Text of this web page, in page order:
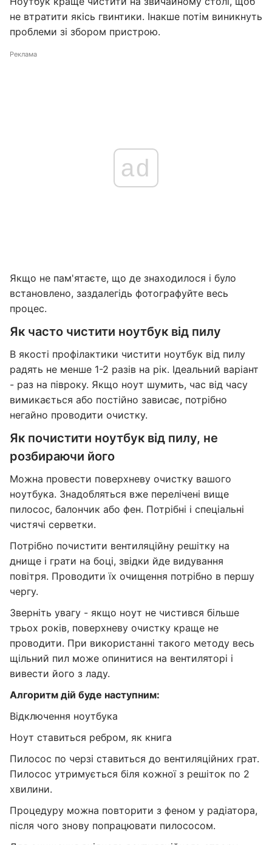
не втратити якісь гвинтики. Інакше потім виникнуть
проблеми зі збором пристрою.
Реклама
ad
Якщо не пам'ятаєте, що де знаходилося і було
встановлено, заздалегідь фотографуйте весь
процес.
Як часто чистити ноутбук від пилу
В якості профілактики чистити ноутбук від пилу
радять не менше 1-2 разів на рік. Ідеальний варіант
- раз на півроку. Якщо ноут шумить, час від часу
вимикається або постійно зависає, потрібно
негайно проводити очистку.
Як почистити ноутбук від пилу, не
розбираючи його
Можна провести поверхневу очистку вашого
ноутбука. Знадобляться вже перелічені вище
пилосос, балончик або фен. Потрібні і спеціальні
чистячі серветки.
Потрібно почистити вентиляційну решітку на
днище і грати на боці, звідки йде видування
повітря. Проводити їх очищення потрібно в першу
чергу.
Зверніть увагу - якщо ноут не чистився більше
трьох років, поверхневу очистку краще не
проводити. При використанні такого методу весь
щільний пил може опинитися на вентиляторі і
вивести його з ладу.
Алгоритм дій буде наступним:
Відключення ноутбука
Ноут ставиться ребром, як книга
Пилосос по черзі ставиться до вентиляційних грат.
Пилосос утримується біля кожної з решіток по 2
хвилини.
Процедуру можна повторити з феном у радіатора,
після чого знову попрацювати пилососом.